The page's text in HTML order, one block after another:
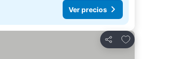
Ver precios
Compartir
Añadir a favoritos